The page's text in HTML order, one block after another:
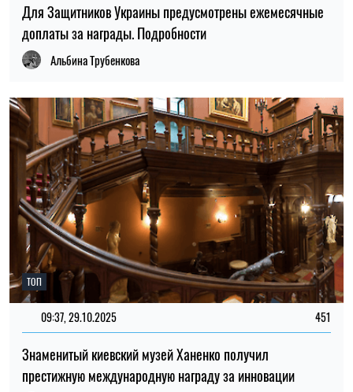
Для Защитников Украины предусмотрены ежемесячные
доплаты за награды. Подробности
Альбина Трубенкова
ТОП
09:37, 29.10.2025 451
Знаменитый киевский музей Ханенко получил
престижную международную награду за инновации